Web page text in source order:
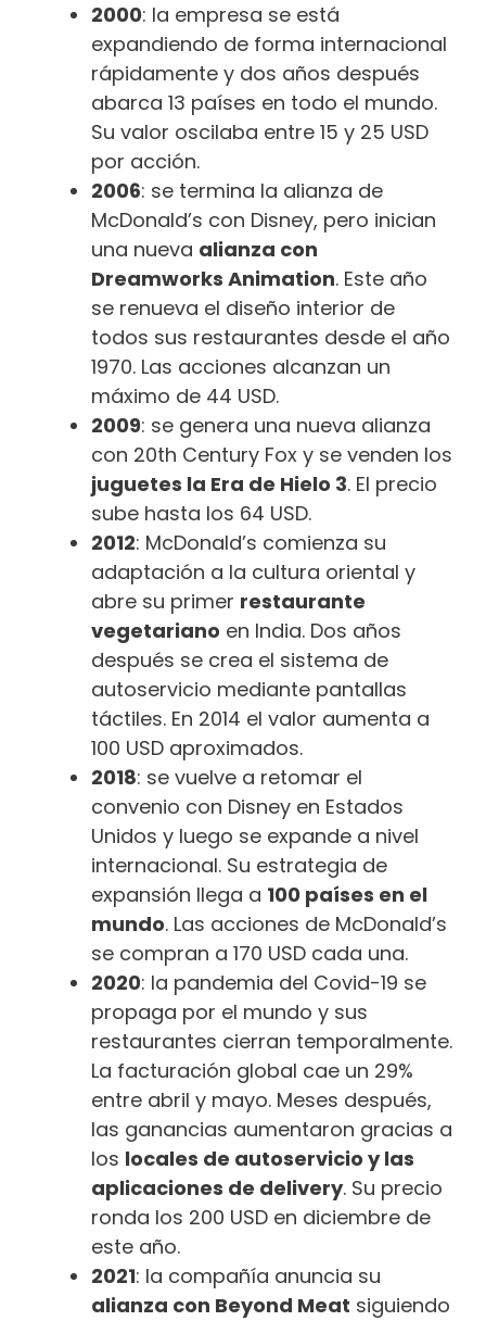
2000: la empresa se está
expandiendo de forma internacional
rápidamente y dos años después
abarca 13 países en todo el mundo.
Su valor oscilaba entre 15 y 25 USD
por acción.
2006: se termina la alianza de
McDonald’s con Disney, pero inician
una nueva alianza con
Dreamworks Animation. Este año
se renueva el diseño interior de
todos sus restaurantes desde el año
1970. Las acciones alcanzan un
máximo de 44 USD.
2009: se genera una nueva alianza
con 20th Century Fox y se venden los
juguetes la Era de Hielo 3. El precio
sube hasta los 64 USD.
2012: McDonald’s comienza su
adaptación a la cultura oriental y
abre su primer restaurante
vegetariano en India. Dos años
después se crea el sistema de
autoservicio mediante pantallas
táctiles. En 2014 el valor aumenta a
100 USD aproximados.
2018: se vuelve a retomar el
convenio con Disney en Estados
Unidos y luego se expande a nivel
internacional. Su estrategia de
expansión llega a 100 países en el
mundo. Las acciones de McDonald’s
se compran a 170 USD cada una.
2020: la pandemia del Covid-19 se
propaga por el mundo y sus
restaurantes cierran temporalmente.
La facturación global cae un 29%
entre abril y mayo. Meses después,
las ganancias aumentaron gracias a
los locales de autoservicio y las
aplicaciones de delivery. Su precio
ronda los 200 USD en diciembre de
este año.
2021: la compañía anuncia su
alianza con Beyond Meat siguiendo